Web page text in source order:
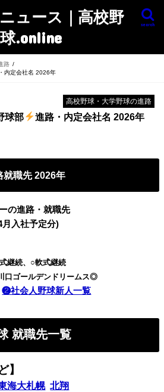
ュース｜高校野
球.online
search
路
内定会社名 2026年
高校野球・大学野球の進路
球部 進路・内定会社名 2026年
就職先 2026年
の進路・就職先
月入社予定分)
継続、○軟式継続
口ゴールデンドリームス◎
❷社会人野球新人一覧
就職先一覧
】
海大札幌 北翔